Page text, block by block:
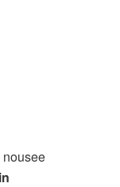
nousee